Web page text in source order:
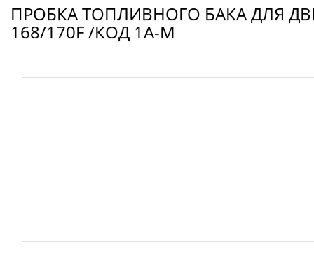
Якоря, статоры
ПРОБКА ТОПЛИВНОГО БАКА ДЛЯ
168/170F /КОД 1A-M